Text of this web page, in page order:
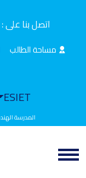
اتصل بنا على :
مساحة الطالب
ESIET